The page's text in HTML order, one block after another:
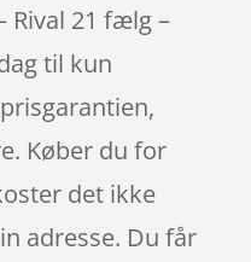
Rival 21 fælg –
til kun
Køber du for
det ikke
adresse. Du får